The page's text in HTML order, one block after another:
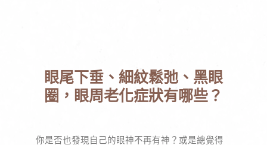
眼尾下垂、細紋鬆弛、黑眼
圈，眼周老化症狀有哪些？
你是否也發現自己的眼神不再有神？或是總覺得